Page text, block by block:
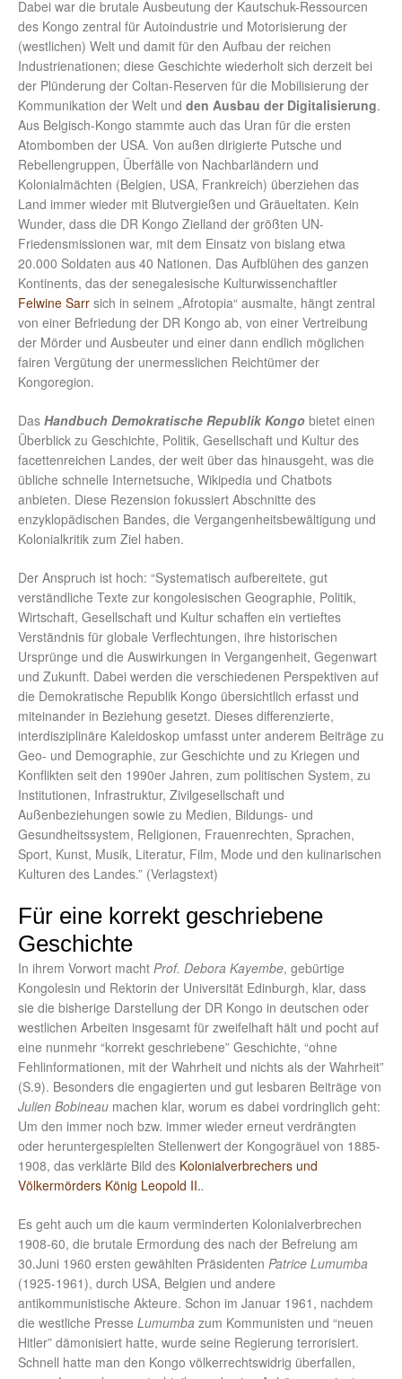
Dabei war die brutale Ausbeutung der Kautschuk-Ressourcen
des Kongo zentral für Autoindustrie und Motorisierung der
(westlichen) Welt und damit für den Aufbau der reichen
Industrienationen; diese Geschichte wiederholt sich derzeit bei
der Plünderung der Coltan-Reserven für die Mobilisierung der
Kommunikation der Welt und den Ausbau der Digitalisierung.
Aus Belgisch-Kongo stammte auch das Uran für die ersten
Atombomben der USA. Von außen dirigierte Putsche und
Rebellengruppen, Überfälle von Nachbarländern und
Kolonialmächten (Belgien, USA, Frankreich) überziehen das
Land immer wieder mit Blutvergießen und Gräueltaten. Kein
Wunder, dass die DR Kongo Zielland der größten UN-
Friedensmissionen war, mit dem Einsatz von bislang etwa
20.000 Soldaten aus 40 Nationen. Das Aufblühen des ganzen
Kontinents, das der senegalesische Kulturwissenchaftler
Felwine Sarr sich in seinem „Afrotopia“ ausmalte, hängt zentral
von einer Befriedung der DR Kongo ab, von einer Vertreibung
der Mörder und Ausbeuter und einer dann endlich möglichen
fairen Vergütung der unermesslichen Reichtümer der
Kongoregion.
Das Handbuch Demokratische Republik Kongo bietet einen
Überblick zu Geschichte, Politik, Gesellschaft und Kultur des
facettenreichen Landes, der weit über das hinausgeht, was die
übliche schnelle Internetsuche, Wikipedia und Chatbots
anbieten. Diese Rezension fokussiert Abschnitte des
enzyklopädischen Bandes, die Vergangenheitsbewältigung und
Kolonialkritik zum Ziel haben.
Der Anspruch ist hoch: “Systematisch aufbereitete, gut
verständliche Texte zur kongolesischen Geographie, Politik,
Wirtschaft, Gesellschaft und Kultur schaffen ein vertieftes
Verständnis für globale Verflechtungen, ihre historischen
Ursprünge und die Auswirkungen in Vergangenheit, Gegenwart
und Zukunft. Dabei werden die verschiedenen Perspektiven auf
die Demokratische Republik Kongo übersichtlich erfasst und
miteinander in Beziehung gesetzt. Dieses differenzierte,
interdisziplinäre Kaleidoskop umfasst unter anderem Beiträge zu
Geo- und Demographie, zur Geschichte und zu Kriegen und
Konflikten seit den 1990er Jahren, zum politischen System, zu
Institutionen, Infrastruktur, Zivilgesellschaft und
Außenbeziehungen sowie zu Medien, Bildungs- und
Gesundheitssystem, Religionen, Frauenrechten, Sprachen,
Sport, Kunst, Musik, Literatur, Film, Mode und den kulinarischen
Kulturen des Landes.” (Verlagstext)
Für eine korrekt geschriebene
Geschichte
In ihrem Vorwort macht Prof. Debora Kayembe, gebürtige
Kongolesin und Rektorin der Universität Edinburgh, klar, dass
sie die bisherige Darstellung der DR Kongo in deutschen oder
westlichen Arbeiten insgesamt für zweifelhaft hält und pocht auf
eine nunmehr “korrekt geschriebene” Geschichte, “ohne
Fehlinformationen, mit der Wahrheit und nichts als der Wahrheit”
(S.9). Besonders die engagierten und gut lesbaren Beiträge von
Julien Bobineau machen klar, worum es dabei vordringlich geht:
Um den immer noch bzw. immer wieder erneut verdrängten
oder heruntergespielten Stellenwert der Kongogräuel von 1885-
1908, das verklärte Bild des Kolonialverbrechers und
Völkermörders König Leopold II..
Es geht auch um die kaum verminderten Kolonialverbrechen
1908-60, die brutale Ermordung des nach der Befreiung am
30.Juni 1960 ersten gewählten Präsidenten Patrice Lumumba
(1925-1961), durch USA, Belgien und andere
antikommunistische Akteure. Schon im Januar 1961, nachdem
die westliche Presse Lumumba zum Kommunisten und “neuen
Hitler” dämonisiert hatte, wurde seine Regierung terrorisiert.
Schnell hatte man den Kongo völkerrechtswidrig überfallen,